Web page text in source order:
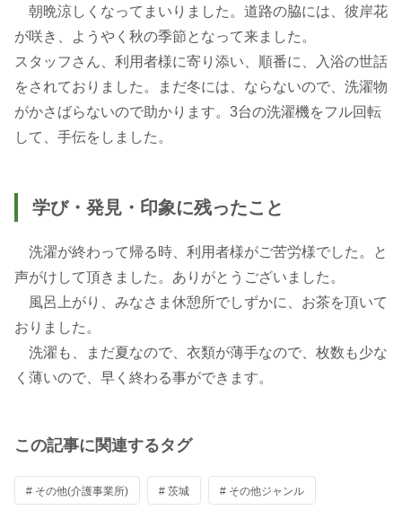
朝晩涼しくなってまいりました。道路の脇には、彼岸花
が咲き、ようやく秋の季節となって来ました。
スタッフさん、利用者様に寄り添い、順番に、入浴の世話
をされておりました。まだ冬には、ならないので、洗濯物
がかさばらないので助かります。3台の洗濯機をフル回転
して、手伝をしました。
学び・発見・印象に残ったこと
洗濯が終わって帰る時、利用者様がご苦労様でした。と
声がけして頂きました。ありがとうございました。
風呂上がり、みなさま休憩所でしずかに、お茶を頂いて
おりました。
洗濯も、まだ夏なので、衣類が薄手なので、枚数も少な
く薄いので、早く終わる事ができます。
この記事に関連するタグ
# その他(介護事業所) # 茨城 # その他ジャンル